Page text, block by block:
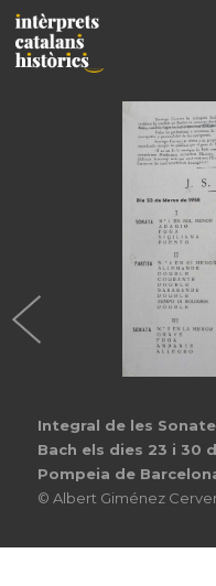
Integral de les
Bach els dies 23 i 30
Pompeia de
© Albert Giménez